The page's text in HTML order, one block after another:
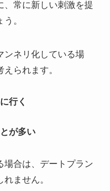
、常に新しい刺激を提
。
ンネリ化している場
られます。
行く
が多い
場合は、デートプラン
ません。